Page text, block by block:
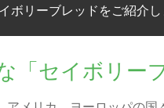
ボリーブレッドをご紹介し
「セイボリー